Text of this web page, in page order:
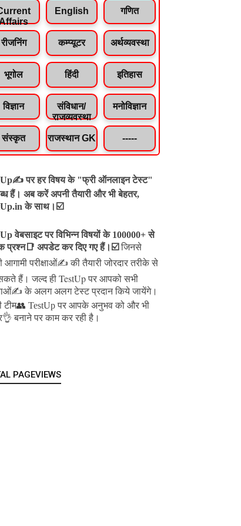
English गणित
रीजनिंग कम्प्यूटर अर्थव्यवस्था
भूगोल हिंदी इतिहास
विज्ञान
संविधान/
राजव्यवस्था
मनोविज्ञान
संस्कृत राजस्थान GK -----
पर हर विषय के "फ्री ऑनलाइन टेस्ट"
हैं। अब करें अपनी तैयारी और भी बेहतर,
के साथ।☑️
वेबसाइट पर विभिन्न विषयों के 100000+ से
प्रश्न📑 अपडेट कर दिए गए हैं। ☑️ जिनसे
आगामी परीक्षाओं✍️ की तैयारी जोरदार तरीके से
हैं।जल्द ही TestUp पर आपको सभी
के अलग अलग टेस्ट प्रदान किये जायेंगे।
टीम👥 TestUp पर आपके अनुभव को और भी
बनाने पर काम कर रही है।
PAGEVIEWS